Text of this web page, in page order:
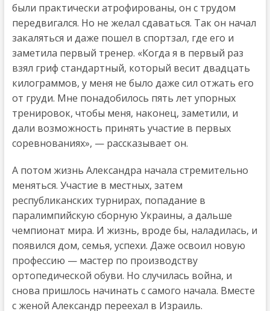
были практически атрофированы, он с трудом
передвигался. Но не желал сдаваться. Так он начал
закаляться и даже пошел в спортзал, где его и
заметила первый тренер. «Когда я в первый раз
взял гриф стандартный, который весит двадцать
килограммов, у меня не было даже сил отжать его
от груди. Мне понадобилось пять лет упорных
тренировок, чтобы меня, наконец, заметили, и
дали возможность принять участие в первых
соревнованиях», — рассказывает он.
А потом жизнь Александра начала стремительно
меняться. Участие в местных, затем
республиканских турнирах, попадание в
паралимпийскую сборную Украины, а дальше
чемпионат мира. И жизнь, вроде бы, наладилась, и
появился дом, семья, успехи. Даже освоил новую
профессию — мастер по производству
ортопедической обуви. Но случилась война, и
снова пришлось начинать с самого начала. Вместе
с женой Александр переехал в Израиль.